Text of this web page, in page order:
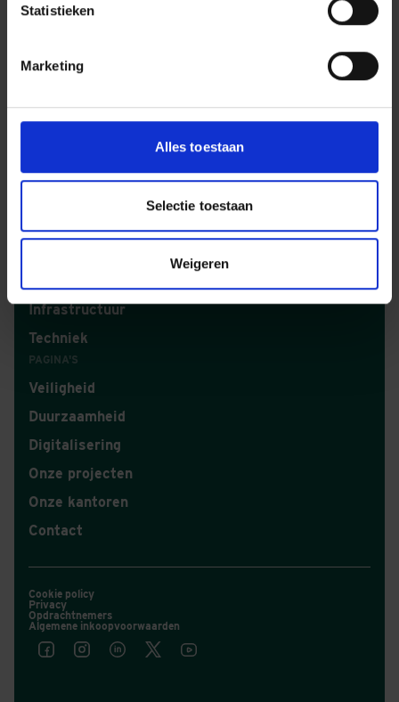
Statistieken
Marketing
Alles toestaan
Selectie toestaan
Weigeren
Infrastructuur
Techniek
PAGINA'S
Veiligheid
Duurzaamheid
Digitalisering
Onze projecten
Onze kantoren
Contact
Rotterdam Airportplein 21
3045AP Rotterdam
INFO@DURAVERMEER.NL
Cookie policy
Privacy
Opdrachtnemers
Algemene inkoopvoorwaarden